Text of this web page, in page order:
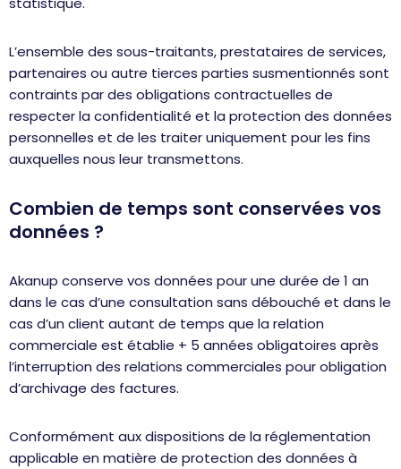
L’ensemble des sous-traitants, prestataires de services,
partenaires ou autre tierces parties susmentionnés sont
contraints par des obligations contractuelles de
respecter la confidentialité et la protection des données
personnelles et de les traiter uniquement pour les fins
auxquelles nous leur transmettons.
Combien de temps sont conservées vos
données ?
Akanup conserve vos données pour une durée de 1 an
dans le cas d’une consultation sans débouché et dans le
cas d’un client autant de temps que la relation
commerciale est établie + 5 années obligatoires après
l’interruption des relations commerciales pour obligation
d’archivage des factures.
Conformément aux dispositions de la réglementation
applicable en matière de protection des données à